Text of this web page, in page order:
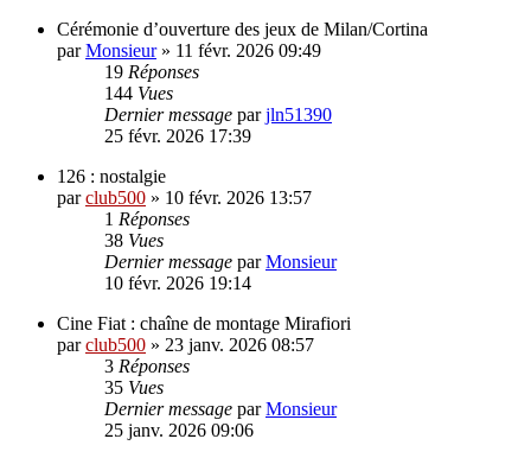
Cérémonie d’ouverture des jeux de Milan/Cortina
parMonsieur» 11 févr. 2026 09:49
19 Réponses
144 Vues
Dernier message parjln51390
25 févr. 2026 17:39
126 : nostalgie
parclub500 » 10 févr. 2026 13:57
1 Réponses
38 Vues
Dernier message parMonsieur
10 févr. 2026 19:14
Cine Fiat : chaîne de montage Mirafiori
parclub500 » 23 janv. 2026 08:57
3 Réponses
35 Vues
Dernier message parMonsieur
25 janv. 2026 09:06